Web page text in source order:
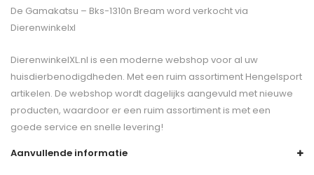
De Gamakatsu – Bks-1310n Bream word verkocht via
Dierenwinkelxl
DierenwinkelXL.nl is een moderne webshop voor al uw
huisdierbenodigdheden. Met een ruim assortiment Hengelsport
artikelen. De webshop wordt dagelijks aangevuld met nieuwe
producten, waardoor er een ruim assortiment is met een
goede service en snelle levering!
Aanvullende informatie